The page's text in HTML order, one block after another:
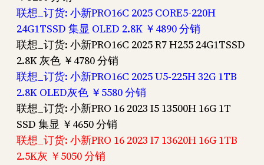
联想_订货: 小新PRO16C 2025 CORE5-220H
24G1TSSD 集显 OLED 2.8K ￥4890 分销
联想_订货: 小新PRO16C 2025 R7 H255 24G1TSSD
2.8K 灰色 ￥4780 分销
联想_订货: 小新PRO16C 2025 U5-225H 32G 1TB
2.8K OLED灰色 ￥5580 分销
联想_订货: 小新PRO 16 2023 I5 13500H 16G 1T
SSD 集显 ￥4650 分销
联想_订货: 小新PRO 16 2023 I7 13620H 16G 1TB
2.5K灰 ￥5050 分销